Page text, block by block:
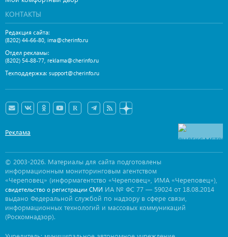
КОНТАКТЫ
Редакция сайта:
(8202) 44-66-80 ima@cherinfo.ru
Отдел рекламы:
(8202) 54-88-77 reklama@cherinfo.ru
Техподдержка: support@cherinfo.ru
Реклама
© 2003-2026. Материалы для сайта подготовлены
информационным мониторинговым агентством
«Череповец» (информагентство «Череповец», ИМА «Череповец»),
свидетельство о регистрации СМИ ИА № ФС 77 — 59024 от 18.08.2014
выдано Федеральной службой по надзору в сфере связи,
информационных технологий и массовых коммуникаций
(Роскомнадзор).